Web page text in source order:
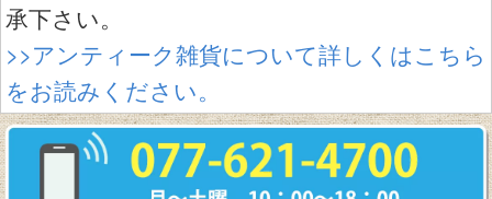
承下さい。
>>アンティーク雑貨について詳しくはこちら
をお読みください。